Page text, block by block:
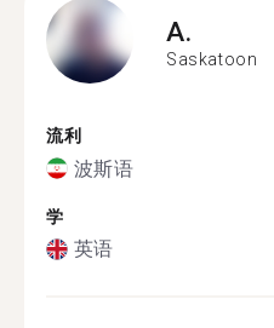
A.
Saskatoon
流利
波斯语
学
英语